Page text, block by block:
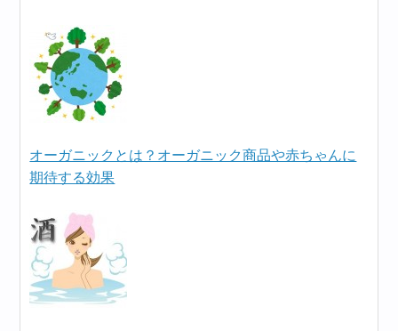
オーガニックとは？オーガニック商品や赤ちゃんに
期待する効果